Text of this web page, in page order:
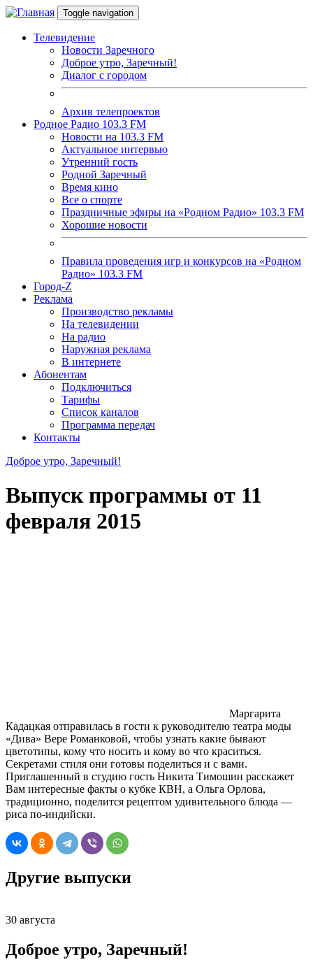
Перейти к основному содержанию
Toggle navigation
Телевидение
Новости Заречного
Доброе утро, Заречный!
Диалог с городом
Архив телепроектов
Родное Радио 103.3 FM
Новости на 103.3 FM
Актуальное интервью
Утренний гость
Родной Заречный
Время кино
Все о спорте
Праздничные эфиры на «Родном Радио» 103.3 FM
Хорошие новости
Правила проведения игр и конкурсов на «Родном
Радио» 103.3 FM
Город-Z
Реклама
Производство рекламы
На телевидении
На радио
Наружная реклама
В интернете
Абонентам
Подключиться
Тарифы
Список каналов
Программа передач
Контакты
Доброе утро, Заречный!
Выпуск программы от 11
февраля 2015
Маргарита
Кадацкая отправилась в гости к руководителю театра моды
«Дива» Вере Романковой, чтобы узнать какие бывают
цветотипы, кому что носить и кому во что краситься.
Секретами стиля они готовы поделиться и с вами.
Приглашенный в студию гость Никита Тимошин расскажет
Вам интересные факты о кубке КВН, а Ольга Орлова,
традиционно, поделится рецептом удивительного блюда —
риса по-индийски.
Другие выпуски
30 августа
Доброе утро, Заречный!